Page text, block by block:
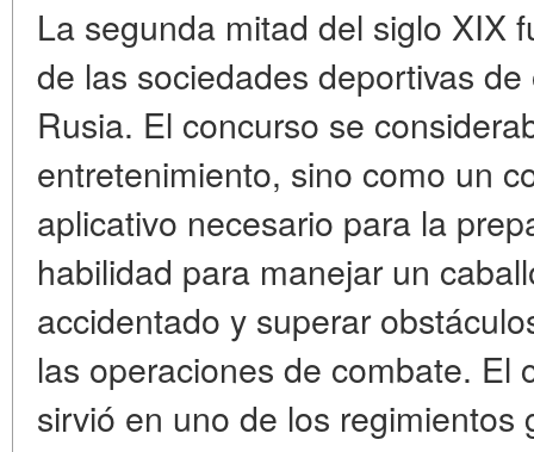
La segunda mitad del siglo XIX
de las sociedades deportivas
Rusia. El concurso se
entretenimiento, sino como un
aplicativo necesario para la
habilidad para manejar un
accidentado y superar
las operaciones de combate. El
sirvió en uno de los regimientos